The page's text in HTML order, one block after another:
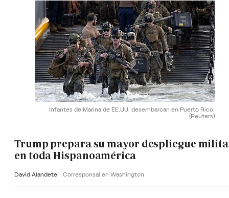
Infantes de Marina de EE.UU. desembarcan en Puerto Rico.
(Reuters)
Trump prepara su mayor despliegue
en toda Hispanoamérica
David Alandete Corresponsal en Washington